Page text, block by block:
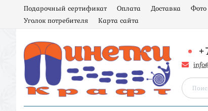
Подарочный сертификат Оплата Доставка
Уголок потребителя
Карта сайта